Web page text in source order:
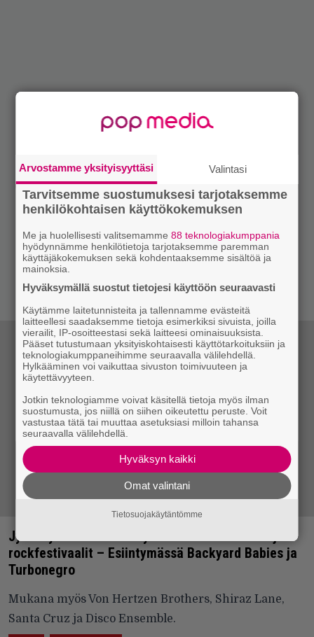
Jyväskylän Waterxfest yhdistää watercrossin ja
rockfestivaalit – Esiintymässä Backyard Babies ja
Turbonegro
Mukana myös Von Hertzen Brothers, Shiraz Lane,
Santa Cruz ja Disco Ensemble.
Arvostamme yksityisyyttäsi Valintasi
Tarvitsemme suostumuksesi tarjotaksemme
henkilökohtaisen käyttökokemuksen
Me ja huolellisesti valitsemamme88 teknologiakumppania
hyödynnämme henkilötietoja tarjotaksemme paremman
käyttäjäkokemuksen sekä kohdentaaksemme sisältöä ja
mainoksia.
Hyväksymällä suostut tietojesi käyttöön seuraavasti
Käytämme laitetunnisteita ja tallennamme evästeitä
laitteellesi saadaksemme tietoja esimerkiksi sivuista, joilla
vierailit, IP-osoitteestasi sekä laitteesi ominaisuuksista.
Pääset tutustumaan yksityiskohtaisesti käyttötarkoituksiin ja
teknologiakumppaneihimme seuraavalla välilehdellä.
Hylkääminen voi vaikuttaa sivuston toimivuuteen ja
käytettävyyteen.
Jotkin teknologiamme voivat käsitellä tietoja myös ilman
suostumusta, jos niillä on siihen oikeutettu peruste. Voit
vastustaa tätä tai muuttaa asetuksiasi milloin tahansa
seuraavalla välilehdellä.
Hyväksyn kaikki
Omat valintani
Tietosuojakäytäntömme